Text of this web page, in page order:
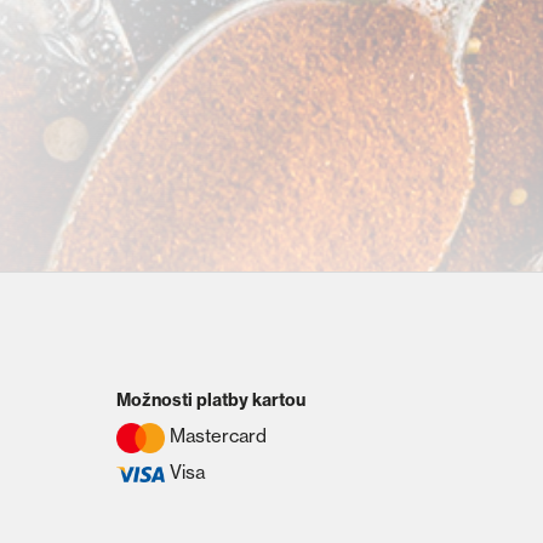
Možnosti platby kartou
Mastercard
Visa